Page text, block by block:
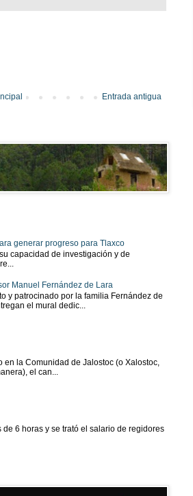
Entrada antigua
generar progreso para Tlaxco
capacidad de investigación y de
Manuel Fernández de Lara
y patrocinado por la familia Fernández de
el mural dedic...
en la Comunidad de Jalostoc (o Xalostoc,
el can...
6 horas y se trató el salario de regidores